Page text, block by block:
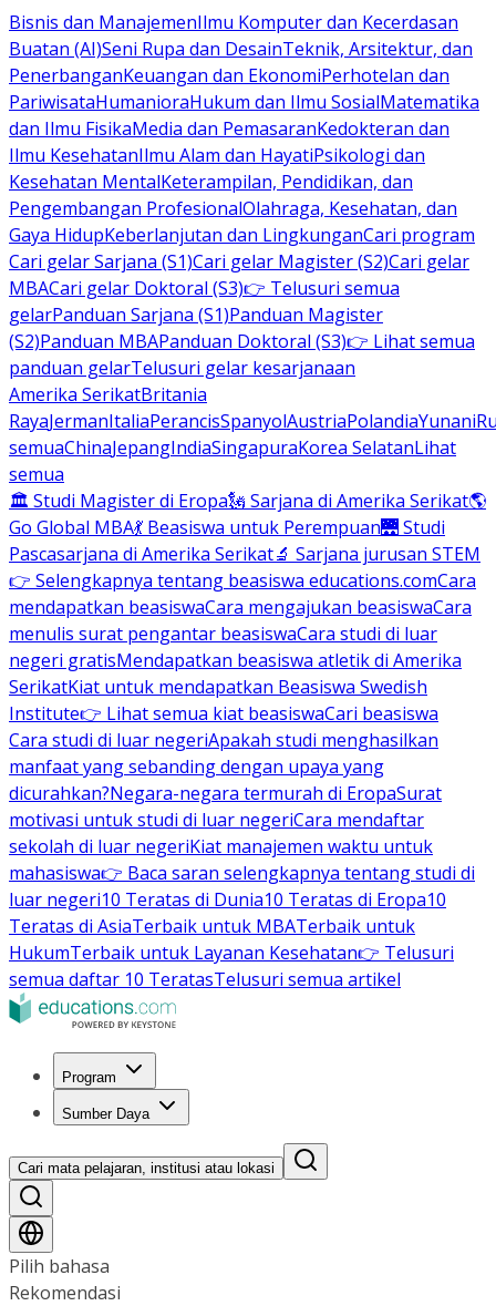
Bisnis dan ManajemenIlmu Komputer dan Kecerdasan
Buatan (AI)Seni Rupa dan DesainTeknik, Arsitektur, dan
PenerbanganKeuangan dan EkonomiPerhotelan dan
PariwisataHumanioraHukum dan Ilmu SosialMatematika
dan Ilmu FisikaMedia dan PemasaranKedokteran dan
Ilmu KesehatanIlmu Alam dan HayatiPsikologi dan
Kesehatan MentalKeterampilan, Pendidikan, dan
Pengembangan ProfesionalOlahraga, Kesehatan, dan
Gaya HidupKeberlanjutan dan LingkunganCari program
Cari gelar Sarjana (S1)Cari gelar Magister (S2)Cari gelar
MBACari gelar Doktoral (S3)👉 Telusuri semua
gelarPanduan Sarjana (S1)Panduan Magister
(S2)Panduan MBAPanduan Doktoral (S3)👉 Lihat semua
panduan gelarTelusuri gelar kesarjanaan
Amerika SerikatBritania
RayaJermanItaliaPerancisSpanyolAustriaPolandiaYunani
semuaChinaJepangIndiaSingapuraKorea SelatanLihat
semua
🏛 Studi Magister di Eropa🗽 Sarjana di Amerika Serikat🌎
Go Global MBA💃 Beasiswa untuk Perempuan🌉 Studi
Pascasarjana di Amerika Serikat🔬 Sarjana jurusan STEM
👉 Selengkapnya tentang beasiswa educations.comCara
mendapatkan beasiswaCara mengajukan beasiswaCara
menulis surat pengantar beasiswaCara studi di luar
negeri gratisMendapatkan beasiswa atletik di Amerika
SerikatKiat untuk mendapatkan Beasiswa Swedish
Institute👉 Lihat semua kiat beasiswaCari beasiswa
Cara studi di luar negeriApakah studi menghasilkan
manfaat yang sebanding dengan upaya yang
dicurahkan?Negara-negara termurah di EropaSurat
motivasi untuk studi di luar negeriCara mendaftar
sekolah di luar negeriKiat manajemen waktu untuk
mahasiswa👉 Baca saran selengkapnya tentang studi di
luar negeri10 Teratas di Dunia10 Teratas di Eropa10
Teratas di AsiaTerbaik untuk MBATerbaik untuk
HukumTerbaik untuk Layanan Kesehatan👉 Telusuri
semua daftar 10 TeratasTelusuri semua artikel
Program
Sumber Daya
Cari mata pelajaran, institusi atau lokasi
Pilih bahasa
Rekomendasi